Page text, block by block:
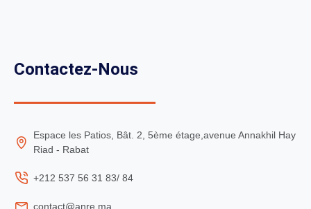
Contactez-Nous
Espace les Patios, Bât. 2, 5ème étage,avenue Annakhil Hay
Riad - Rabat
+212 537 56 31 83/ 84
contact@anre.ma